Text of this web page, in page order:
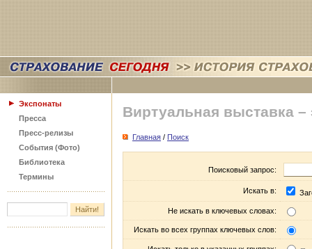
Экспонаты
Пресса
Пресс-релизы
События (Фото)
Библиотека
Термины
Виртуальная выставка –
Главная / Поиск
Поисковый запрос:
Искать в:
Не искать в ключевых словах:
Искать во всех группах ключевых слов: